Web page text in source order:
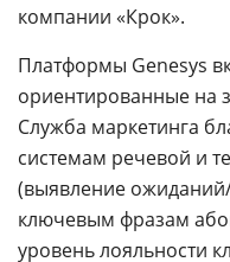
компании «Крок».
Платформы Genesys
ориентированные на
Служба маркетинга
системам речевой и
(выявление
ключевым фразам
уровеньлояльности